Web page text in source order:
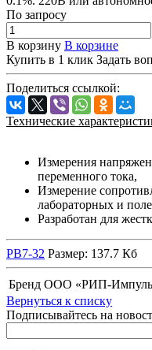
По запросу
В корзину В корзине
Купить в 1 клик Задать
Поделиться ссылкой:
Технические
Измерения
переменного тока,
Измерение
лабораторных и
Разработан для
РВ7-32 Размер: 137.7 Кб
Бренд ООО «РИП-
Вернуться к списку
Подписывайтесь на